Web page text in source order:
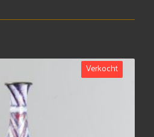
Verkocht